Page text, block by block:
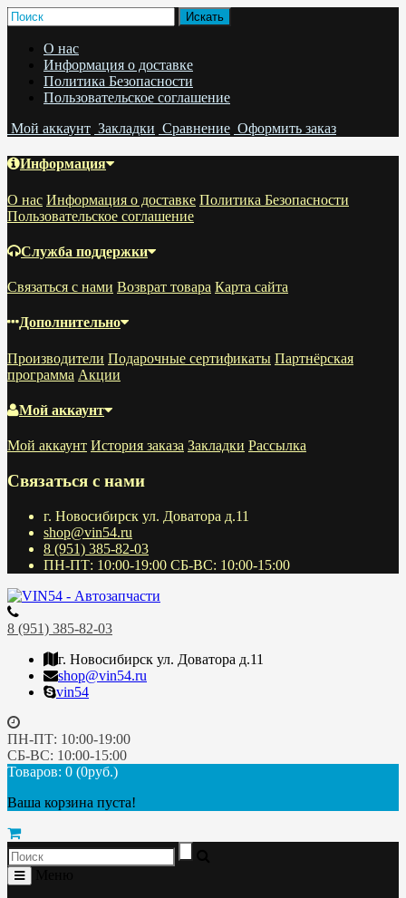
О нас
Информация о доставке
Политика Безопасности
Пользовательское соглашение
Мой аккаунт Закладки Сравнение Оформить заказ
Информация
О нас Информация о доставке Политика Безопасности
Пользовательское соглашение
Служба поддержки
Связаться с нами Возврат товара Карта сайта
Дополнительно
Производители Подарочные сертификаты Партнёрская
программа Акции
Мой аккаунт
Мой аккаунт История заказа Закладки Рассылка
Связаться с нами
г. Новосибирск ул. Доватора д.11
shop@vin54.ru
8 (951) 385-82-03
ПН-ПТ: 10:00-19:00 СБ-ВС: 10:00-15:00
8 (951) 385-82-03
г. Новосибирск ул. Доватора д.11
shop@vin54.ru
vin54
ПН-ПТ: 10:00-19:00
СБ-ВС: 10:00-15:00
Товаров: 0 (0руб.)
Ваша корзина пуста!